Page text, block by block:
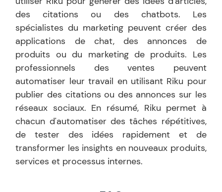
des citations ou des chatbots. Les
spécialistes du marketing peuvent créer des
applications de chat, des annonces de
produits ou du marketing de produits. Les
professionnels des ventes peuvent
automatiser leur travail en utilisant Riku pour
publier des citations ou des annonces sur les
réseaux sociaux. En résumé, Riku permet à
chacun d'automatiser des tâches répétitives,
de tester des idées rapidement et de
transformer les insights en nouveaux produits,
services et processus internes.